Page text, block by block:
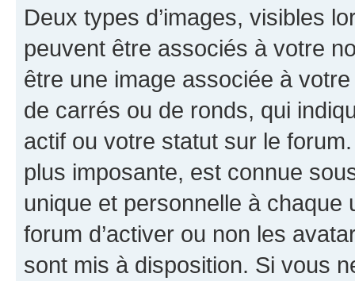
Deux types d’images, visibles
peuvent être associés à votre
être une image associée à
de carrés ou de ronds, qui
actif ou votre statut sur le
plus imposante, est connue
unique et personnelle à chaque
forum d’activer ou non les
sont mis à disposition. Si vous